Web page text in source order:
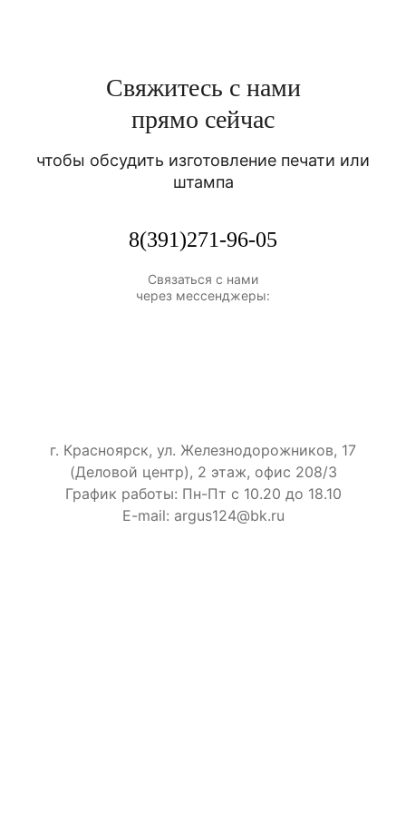
Свяжитесь с нами
прямо сейчас
чтобы обсудить изготовление печати или
штампа
8(391)271-96-05
Связаться с нами
через мессенджеры:
г. Красноярск, ул. Железнодорожников, 17
(Деловой центр), 2 этаж, офис 208/3
График работы: Пн-Пт с 10.20 до 18.10
E-mail: argus124@bk.ru